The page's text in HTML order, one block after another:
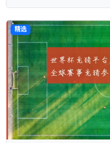
精选